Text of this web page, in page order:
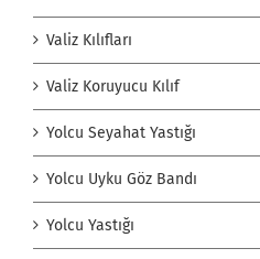
Valiz Kılıfları
Valiz Koruyucu Kılıf
Yolcu Seyahat Yastığı
Yolcu Uyku Göz Bandı
Yolcu Yastığı